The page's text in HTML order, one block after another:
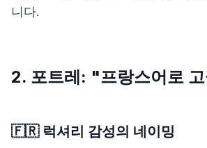
니다.
2. 포트레: "프랑스어로
🇫🇷 럭셔리 감성의 네이밍